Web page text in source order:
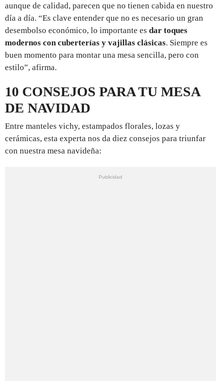
aunque de calidad, parecen que no tienen cabida en nuestro
día a día. “Es clave entender que no es necesario un gran
desembolso económico, lo importante es dar toques
modernos con cuberterías y vajillas clásicas. Siempre es
buen momento para montar una mesa sencilla, pero con
estilo”, afirma.
10 CONSEJOS PARA TU MESA
DE NAVIDAD
Entre manteles vichy, estampados florales, lozas y
cerámicas, esta experta nos da diez consejos para triunfar
con nuestra mesa navideña: